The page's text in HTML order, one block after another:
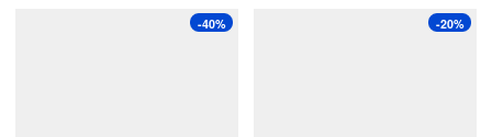
-20%
-40%